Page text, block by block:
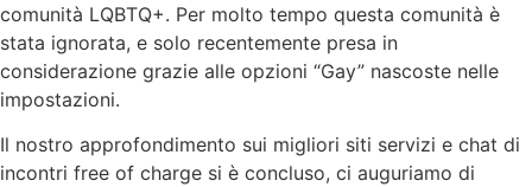
comunità LQBTQ+. Per molto tempo questa comunità è
stata ignorata, e solo recentemente presa in
considerazione grazie alle opzioni “Gay” nascoste nelle
impostazioni.
Il nostro approfondimento sui migliori siti servizi e chat di
incontri free of charge si è concluso, ci auguriamo di